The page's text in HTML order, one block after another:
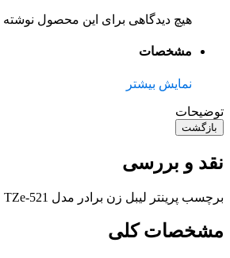
هیچ دیدگاهی برای این محصول
مشخصات
نمایش بیشتر
توضیحات
بازگشت
نقد و بررسی
برچسب پرینتر لیبل زن برادر مدل TZe-521
مشخصات کلی